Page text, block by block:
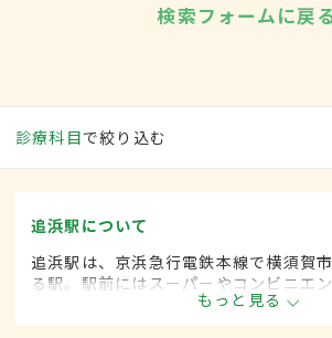
検索フォームに戻
診療科目で絞り込む
追浜駅について
追浜駅は、京浜急行電鉄本線で横須賀
る駅。駅前にはスーパーやコンビニエ
などが一通りそろっており、商店街も
の事業所や研究所も置かれている。鷹
もっと見る